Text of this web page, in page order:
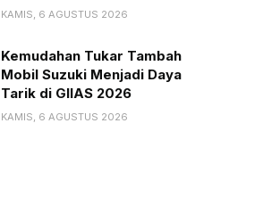
KAMIS, 6 AGUSTUS 2026
Kemudahan Tukar Tambah
Mobil Suzuki Menjadi Daya
Tarik di GIIAS 2026
KAMIS, 6 AGUSTUS 2026